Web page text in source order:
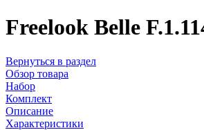
Freelook Belle
Вернуться в раздел
Обзор товара
Набор
Комплект
Описание
Характеристики